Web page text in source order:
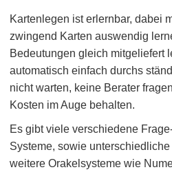
Kartenlegen ist erlernbar, dabei
zwingend Karten auswendig
Bedeutungen gleich mitgeliefert
automatisch einfach durchs
nicht warten, keine Berater
Kosten im Auge behalten.
Es gibt viele verschiedene
Systeme, sowie
weitere Orakelsysteme wie